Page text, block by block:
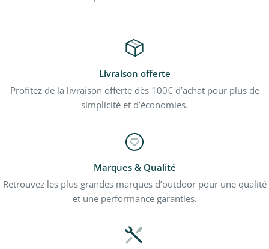
Livraison offerte
Profitez de la livraison offerte dès 100€ d’achat pour plus de
simplicité et d’économies.
Marques & Qualité
Retrouvez les plus grandes marques d’outdoor pour une qualité
et une performance garanties.